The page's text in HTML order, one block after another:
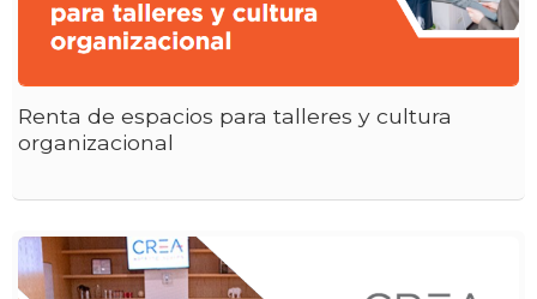
Renta de espacios para talleres y cultura
organizacional